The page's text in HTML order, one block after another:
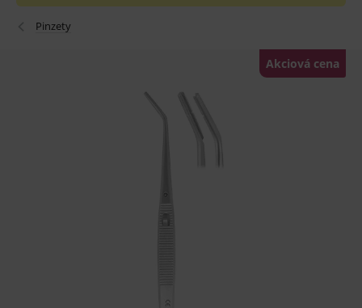
Pinzety
Akciová cena